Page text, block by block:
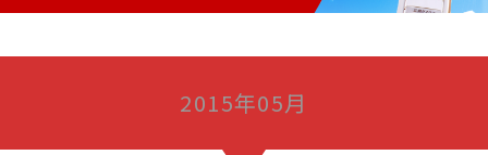
2015年05月